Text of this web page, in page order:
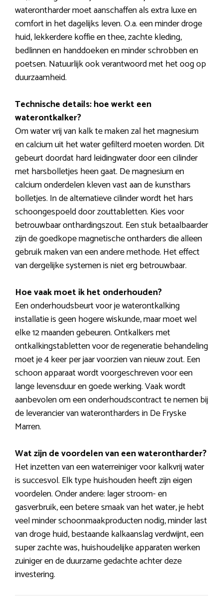
waterontharder moet aanschaffen als extra luxe en
comfort in het dagelijks leven. O.a. een minder droge
huid, lekkerdere koffie en thee, zachte kleding,
bedlinnen en handdoeken en minder schrobben en
poetsen. Natuurlijk ook verantwoord met het oog op
duurzaamheid.
Technische details: hoe werkt een
waterontkalker?
Om water vrij van kalk te maken zal het magnesium
en calcium uit het water gefilterd moeten worden. Dit
gebeurt doordat hard leidingwater door een cilinder
met harsbolletjes heen gaat. De magnesium en
calcium onderdelen kleven vast aan de kunsthars
bolletjes. In de alternatieve cilinder wordt het hars
schoongespoeld door zouttabletten. Kies voor
betrouwbaar onthardingszout. Een stuk betaalbaarder
zijn de goedkope magnetische ontharders die alleen
gebruik maken van een andere methode. Het effect
van dergelijke systemen is niet erg betrouwbaar.
Hoe vaak moet ik het onderhouden?
Een onderhoudsbeurt voor je waterontkalking
installatie is geen hogere wiskunde, maar moet wel
elke 12 maanden gebeuren. Ontkalkers met
ontkalkingstabletten voor de regeneratie behandeling
moet je 4 keer per jaar voorzien van nieuw zout. Een
schoon apparaat wordt voorgeschreven voor een
lange levensduur en goede werking. Vaak wordt
aanbevolen om een onderhoudscontract te nemen bij
de leverancier van waterontharders in De Fryske
Marren.
Wat zijn de voordelen van een waterontharder?
Het inzetten van een waterreiniger voor kalkvrij water
is succesvol. Elk type huishouden heeft zijn eigen
voordelen. Onder andere: lager stroom- en
gasverbruik, een betere smaak van het water, je hebt
veel minder schoonmaakproducten nodig, minder last
van droge huid, bestaande kalkaanslag verdwijnt, een
super zachte was, huishoudelijke apparaten werken
zuiniger en de duurzame gedachte achter deze
investering.